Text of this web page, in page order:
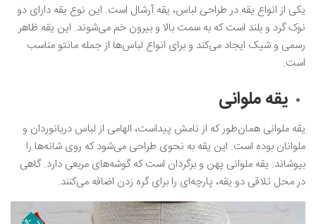
یکی از انواع یقه در طراحی لباس، یقه آرشال است. این نوع یقه دارای دو
نوک گرد و بلند است که به سمت بالا و بیرون خم می‌شوند. این یقه ظاهر
رسمی و شیک ایجاد می‌کند و برای انواع لباس‌ها از جمله مانتو مناسب
است.
یقه ملوانی
یقه ملوانی همان‌طور که از نامش پیداست، الهامی از لباس دریانوردان و
ملوانان بوده است. این یقه به نحوی طراحی می‌شود که روی شانه‌ها را
بپوشاند. یقه ملوانی پهن و برگردان است که گوشه‌های مربعی دارد. گاهی
در محل تلاقی دو یقه، پارچه‌ای را برای گره زدن اضافه می‌کنند.